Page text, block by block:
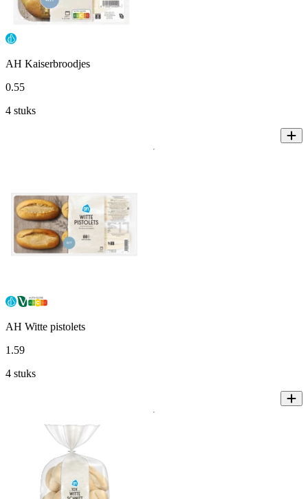
AH Kaiserbroodjes
0.55
4 stuks
AH Witte pistolets
1 .59
4 stuks